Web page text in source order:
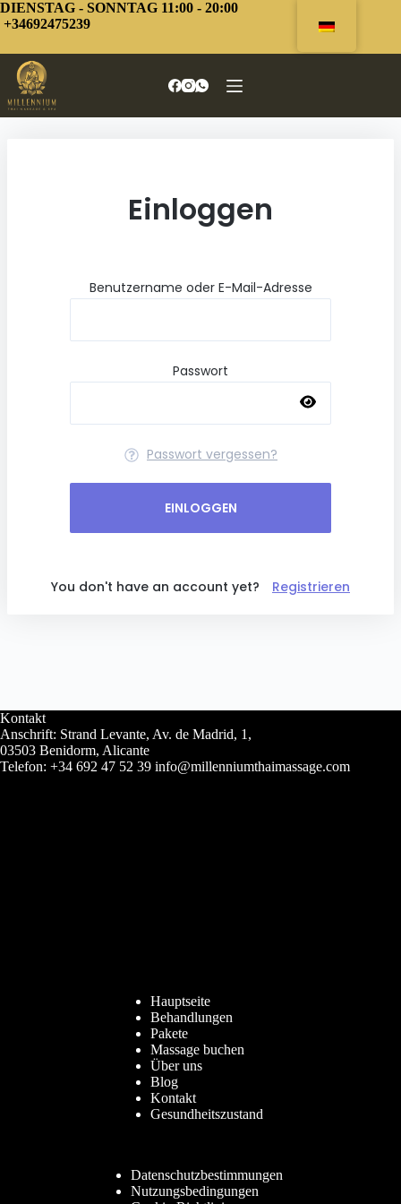
Zum
Inhalt
DIENSTAG - SONNTAG 11:00 - 20:00
+34692475239
Einloggen
Benutzername oder E-Mail-Adresse
Passwort
Passwort vergessen?
EINLOGGEN
You don't have an account yet? Registrieren
Kontakt
Anschrift: Strand Levante, Av. de Madrid, 1,
03503 Benidorm, Alicante
Telefon: +34 692 47 52 39 info@millenniumthaimassage.com
Hauptseite
Behandlungen
Pakete
Massage buchen
Über uns
Blog
Kontakt
Gesundheitszustand
Datenschutzbestimmungen
Nutzungsbedingungen